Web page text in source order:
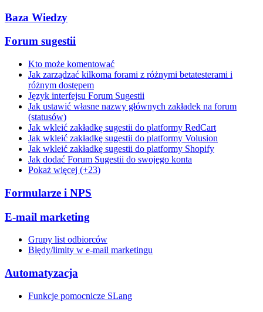
Baza Wiedzy
Forum sugestii
Kto może komentować
Jak zarządzać kilkoma forami z różnymi betatesterami i
różnym dostępem
Język interfejsu Forum Sugestii
Jak ustawić własne nazwy głównych zakładek na forum
(statusów)
Jak wkleić zakładkę sugestii do platformy RedCart
Jak wkleić zakładkę sugestii do platformy Volusion
Jak wkleić zakładkę sugestii do platformy Shopify
Jak dodać Forum Sugestii do swojego konta
Pokaż więcej (+23)
Formularze i NPS
E-mail marketing
Grupy list odbiorców
Błędy/limity w e-mail marketingu
Automatyzacja
Funkcje pomocnicze SLang